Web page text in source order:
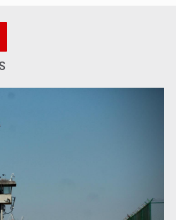
campeón NBA, a los 86